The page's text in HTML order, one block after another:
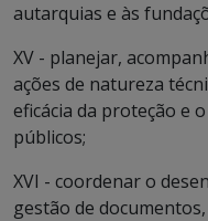
autarquias e às
XV - planejar,
ações de natureza
eficácia da proteção e
públicos;
XVI - coordenar o
gestão de